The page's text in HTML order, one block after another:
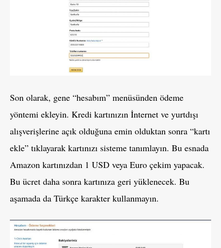
Son olarak, gene “hesabım” menüsünden ödeme
yöntemi ekleyin. Kredi kartınızın İnternet ve yurtdışı
alışverişlerine açık olduğuna emin olduktan sonra “kartı
ekle” tıklayarak kartınızı sisteme tanımlayın. Bu esnada
Amazon kartınızdan 1 USD veya Euro çekim yapacak.
Bu ücret daha sonra kartınıza geri yüklenecek. Bu
aşamada da Türkçe karakter kullanmayın.